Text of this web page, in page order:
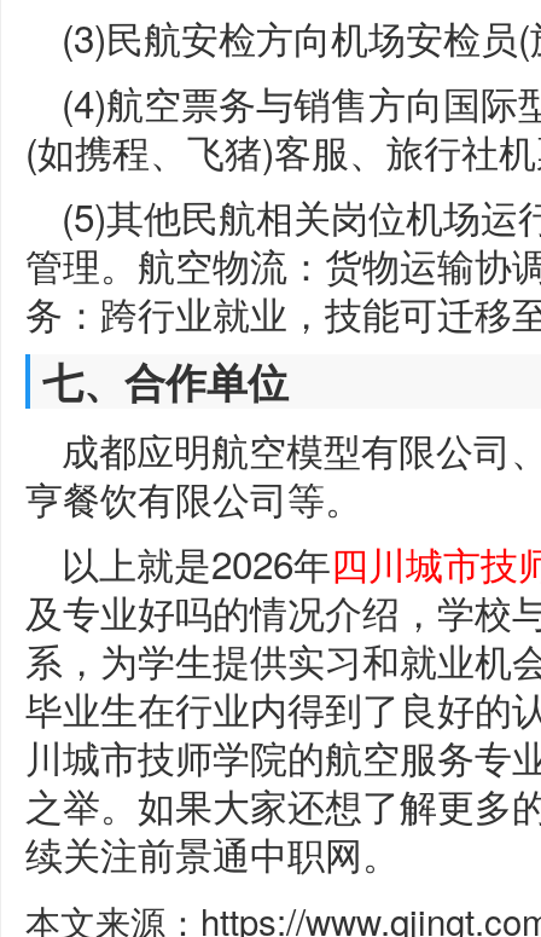
(3)民航安检方向机场安检员
(4)航空票务与销售方向国际
(如携程、飞猪)客服、旅行社
(5)其他民航相关岗位机场运
管理。航空物流：货物运输协
务：跨行业就业，技能可迁移
七、合作单位
成都应明航空模型有限公司
亨餐饮有限公司等。
以上就是2026年四川城市技
及专业好吗的情况介绍，学校
系，为学生提供实习和就业机
毕业生在行业内得到了良好的
川城市技师学院的航空服务专
之举。如果大家还想了解更多
续关注前景通中职网。
本文来源：https://